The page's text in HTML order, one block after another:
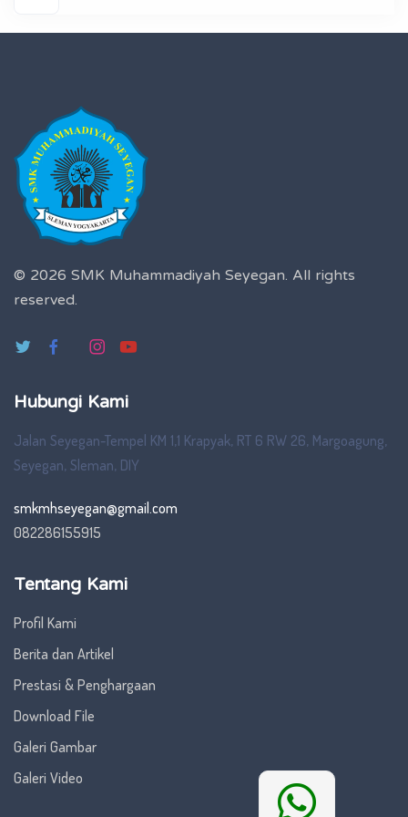
© 2026 SMK Muhammadiyah Seyegan. All rights
reserved.
Hubungi Kami
Jalan Seyegan-Tempel KM 1,1 Krapyak, RT 6 RW 26, Margoagung,
Seyegan, Sleman, DIY
smkmhseyegan@gmail.com
082286155915
Tentang Kami
Profil Kami
Berita dan Artikel
Prestasi & Penghargaan
Download File
Galeri Gambar
Galeri Video